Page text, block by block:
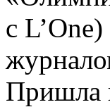
с
Пришла